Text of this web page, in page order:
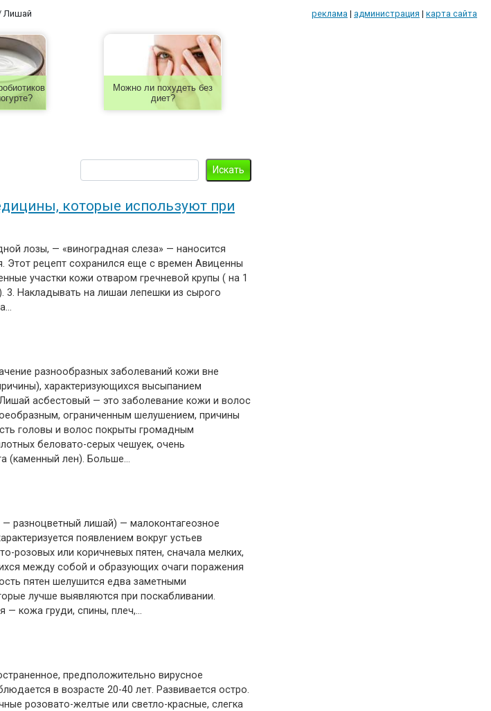
Лишай реклама | администрация | карта сайта
Можно ли похудеть без
диет?
которые используют при
лозы, — «виноградная слеза» — наносится
Этот рецепт сохранился еще с времен Авиценны
участки кожи отваром гречневой крупы ( на 1
3. Накладывать на лишаи лепешки из сырого
разнообразных заболеваний кожи вне
характеризующихся высыпанием
асбестовый — это заболевание кожи и волос
ограниченным шелушением, причины
головы и волос покрыты громадным
беловато-серых чешуек, очень
(каменный лен). Больше…
разноцветный лишай) — малоконтагеозное
появлением вокруг устьев
розовых или коричневых пятен, сначала мелких,
между собой и образующих очаги поражения
пятен шелушится едва заметными
лучше выявляются при поскабливании.
— кожа груди, спины, плеч,…
предположительно вирусное
в возрасте 20-40 лет. Развивается остро.
розовато-желтые или светло-красные, слегка